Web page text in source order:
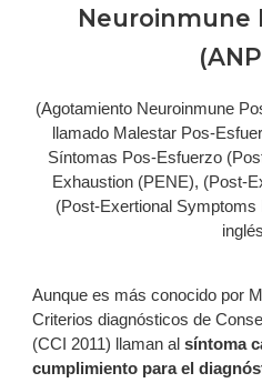
Neuroinmune
(Agotamiento Neuroinmune
llamado Malestar Pos-
Síntomas Pos-Esfuerzo
Exhaustion (PENE), (Post-
(Post-Exertional
Aunque es más conocido por
Criterios diagnósticos de
(CCI 2011) llaman al síntoma
cumplimiento para el